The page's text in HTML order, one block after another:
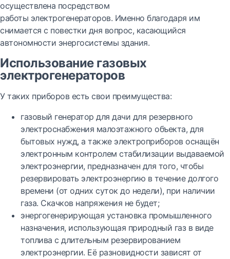
осуществлена посредством
работы электрогенераторов. Именно благодаря им
снимается с повестки дня вопрос, касающийся
автономности энергосистемы здания.
Использование газовых
электрогенераторов
У таких приборов есть свои преимущества:
газовый генератор для дачи для резервного
электроснабжения малоэтажного объекта, для
бытовых нужд, а также электроприборов оснащён
электронным контролем стабилизации выдаваемой
электроэнергии, предназначен для того, чтобы
резервировать электроэнергию в течение долгого
времени (от одних суток до недели), при наличии
газа. Скачков напряжения не будет;
энергогенерирующая установка промышленного
назначения, использующая природный газ в виде
топлива с длительным резервированием
электроэнергии. Её разновидности зависят от